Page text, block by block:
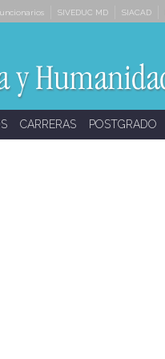
SIVEDUC MD SIACAD
CARRERAS POSTGRADO